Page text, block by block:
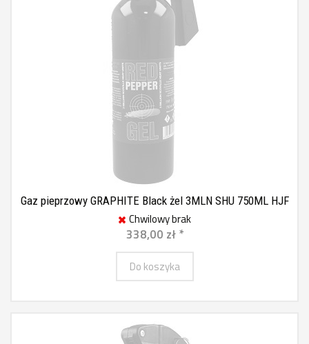
Gaz pieprzowy GRAPHITE Black żel 3MLN SHU 750ML HJF
Chwilowy brak
338,00 zł *
Do koszyka